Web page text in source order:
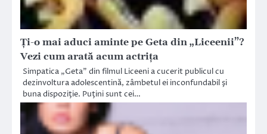
Ţi-o mai aduci aminte pe Geta din „Liceenii”?
Vezi cum arată acum actriţa
Simpatica „Geta” din filmul Liceeni a cucerit publicul cu
dezinvoltura adolescentină, zâmbetul ei inconfundabil şi
buna dispoziţie. Puţini sunt cei…